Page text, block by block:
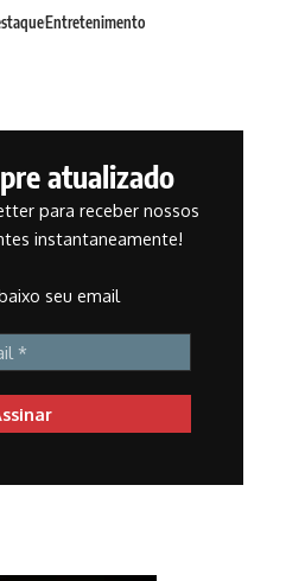
Entretenimento
atualizado
para receber nossos
instantaneamente!
seu email